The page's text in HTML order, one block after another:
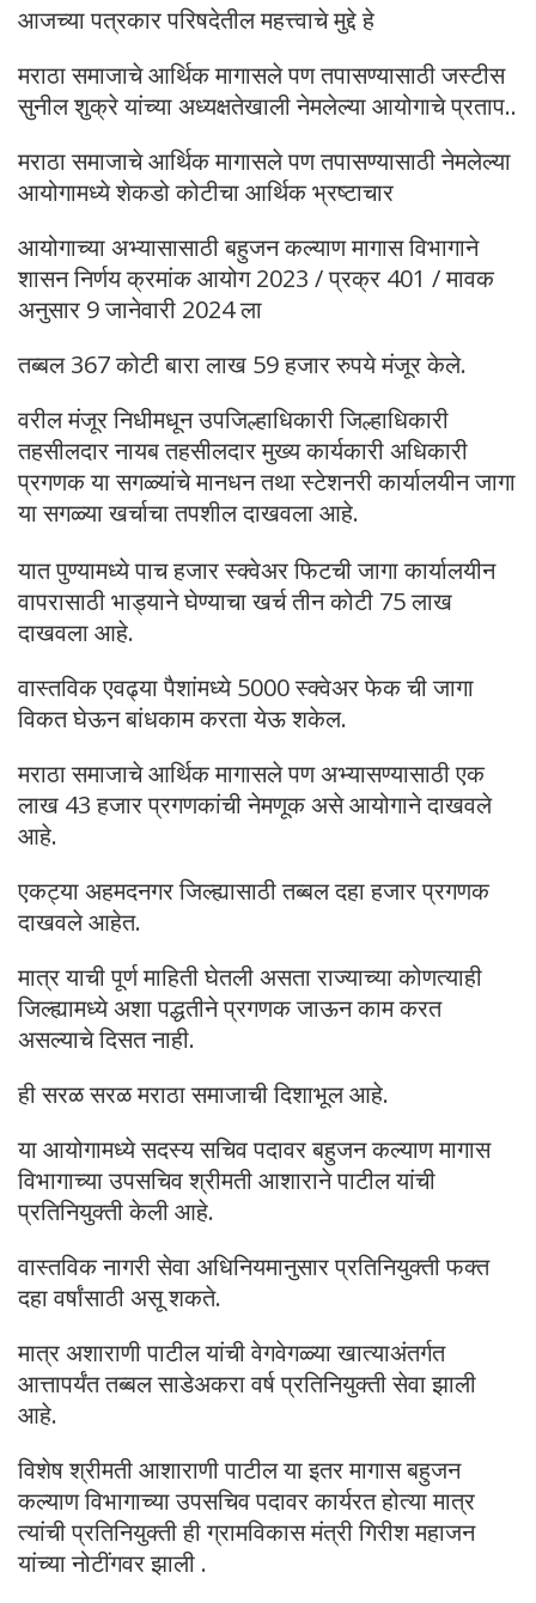
आजच्या पत्रकार परिषदेतील महत्त्वाचे मुद्दे हे
मराठा समाजाचे आर्थिक मागासले पण तपासण्यासाठी जस्टीस
सुनील शुक्रे यांच्या अध्यक्षतेखाली नेमलेल्या आयोगाचे प्रताप..
मराठा समाजाचे आर्थिक मागासले पण तपासण्यासाठी नेमलेल्या
आयोगामध्ये शेकडो कोटीचा आर्थिक भ्रष्टाचार
आयोगाच्या अभ्यासासाठी बहुजन कल्याण मागास विभागाने
शासन निर्णय क्रमांक आयोग 2023 / प्रक्र 401 / मावक
अनुसार 9 जानेवारी 2024 ला
तब्बल 367 कोटी बारा लाख 59 हजार रुपये मंजूर केले.
वरील मंजूर निधीमधून उपजिल्हाधिकारी जिल्हाधिकारी
तहसीलदार नायब तहसीलदार मुख्य कार्यकारी अधिकारी
प्रगणक या सगळ्यांचे मानधन तथा स्टेशनरी कार्यालयीन जागा
या सगळ्या खर्चाचा तपशील दाखवला आहे.
यात पुण्यामध्ये पाच हजार स्क्वेअर फिटची जागा कार्यालयीन
वापरासाठी भाड्याने घेण्याचा खर्च तीन कोटी 75 लाख
दाखवला आहे.
वास्तविक एवढ्या पैशांमध्ये 5000 स्क्वेअर फेक ची जागा
विकत घेऊन बांधकाम करता येऊ शकेल.
मराठा समाजाचे आर्थिक मागासले पण अभ्यासण्यासाठी एक
लाख 43 हजार प्रगणकांची नेमणूक असे आयोगाने दाखवले
आहे.
एकट्या अहमदनगर जिल्ह्यासाठी तब्बल दहा हजार प्रगणक
दाखवले आहेत.
मात्र याची पूर्ण माहिती घेतली असता राज्याच्या कोणत्याही
जिल्ह्यामध्ये अशा पद्धतीने प्रगणक जाऊन काम करत
असल्याचे दिसत नाही.
ही सरळ सरळ मराठा समाजाची दिशाभूल आहे.
या आयोगामध्ये सदस्य सचिव पदावर बहुजन कल्याण मागास
विभागाच्या उपसचिव श्रीमती आशाराने पाटील यांची
प्रतिनियुक्ती केली आहे.
वास्तविक नागरी सेवा अधिनियमानुसार प्रतिनियुक्ती फक्त
दहा वर्षांसाठी असू शकते.
मात्र अशाराणी पाटील यांची वेगवेगळ्या खात्याअंतर्गत
आत्तापर्यंत तब्बल साडेअकरा वर्ष प्रतिनियुक्ती सेवा झाली
आहे.
विशेष श्रीमती आशाराणी पाटील या इतर मागास बहुजन
कल्याण विभागाच्या उपसचिव पदावर कार्यरत होत्या मात्र
त्यांची प्रतिनियुक्ती ही ग्रामविकास मंत्री गिरीश महाजन
यांच्या नोटींगवर झाली .